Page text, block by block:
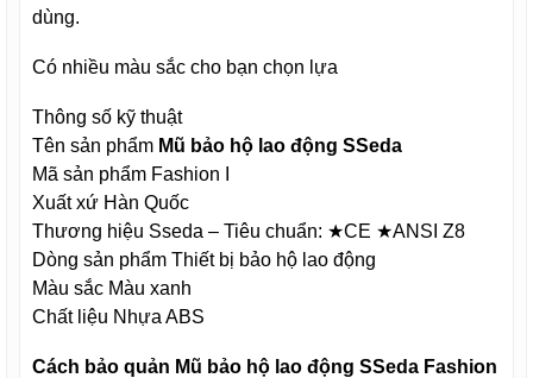
dùng.
Có nhiều màu sắc cho bạn chọn lựa
Thông số kỹ thuật
Tên sản phẩm Mũ bảo hộ lao động SSeda
Mã sản phẩm Fashion I
Xuất xứ Hàn Quốc
Thương hiệu Sseda – Tiêu chuẩn: ★CE ★ANSI Z8
Dòng sản phẩm Thiết bị bảo hộ lao động
Màu sắc Màu xanh
Chất liệu Nhựa ABS
Cách bảo quản Mũ bảo hộ lao động SSeda Fashion